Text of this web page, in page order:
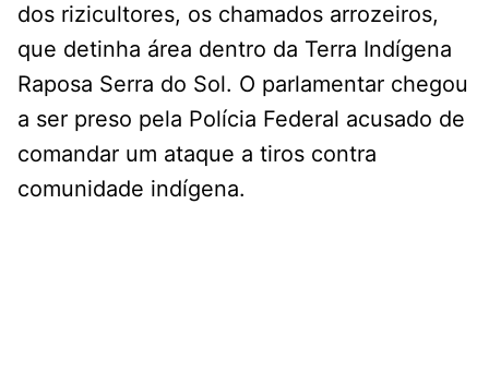
dos rizicultores, os chamados arrozeiros,
que detinha área dentro da Terra Indígena
Raposa Serra do Sol. O parlamentar chegou
a ser preso pela Polícia Federal acusado de
comandar um ataque a tiros contra
comunidade indígena.